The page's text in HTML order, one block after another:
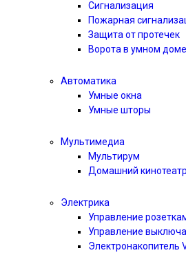
Сигнализация
Пожарная
Защита от протечек
Ворота в умном доме
Автоматика
Умные окна
Умные шторы
Мультимедиа
Мультирум
Домашний кинотеатр
Электрика
Управление
Управление
Электронакопитель